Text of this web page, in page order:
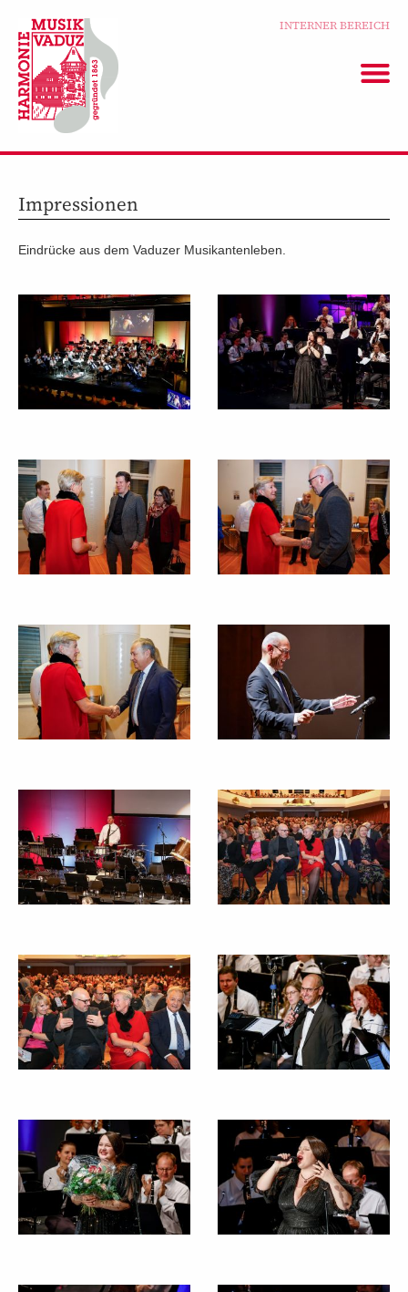
INTERNER BEREICH
Impressionen
Eindrücke aus dem Vaduzer Musikantenleben.